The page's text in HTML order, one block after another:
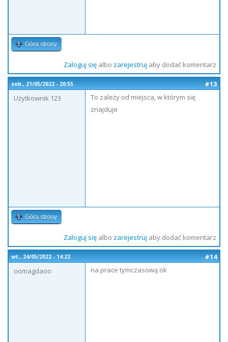
Góra strony
Zaloguj sięalbo zarejestruj aby dodać komentarz
sob., 21/05/2022 - 20:55
#13
Użytkownik 123
To zależy od miejsca, w którym się
znajduje
Góra strony
Zaloguj sięalbo zarejestruj aby dodać komentarz
wt., 24/05/2022 - 14:22
#14
oomagdaoo
na prace tymczasową ok